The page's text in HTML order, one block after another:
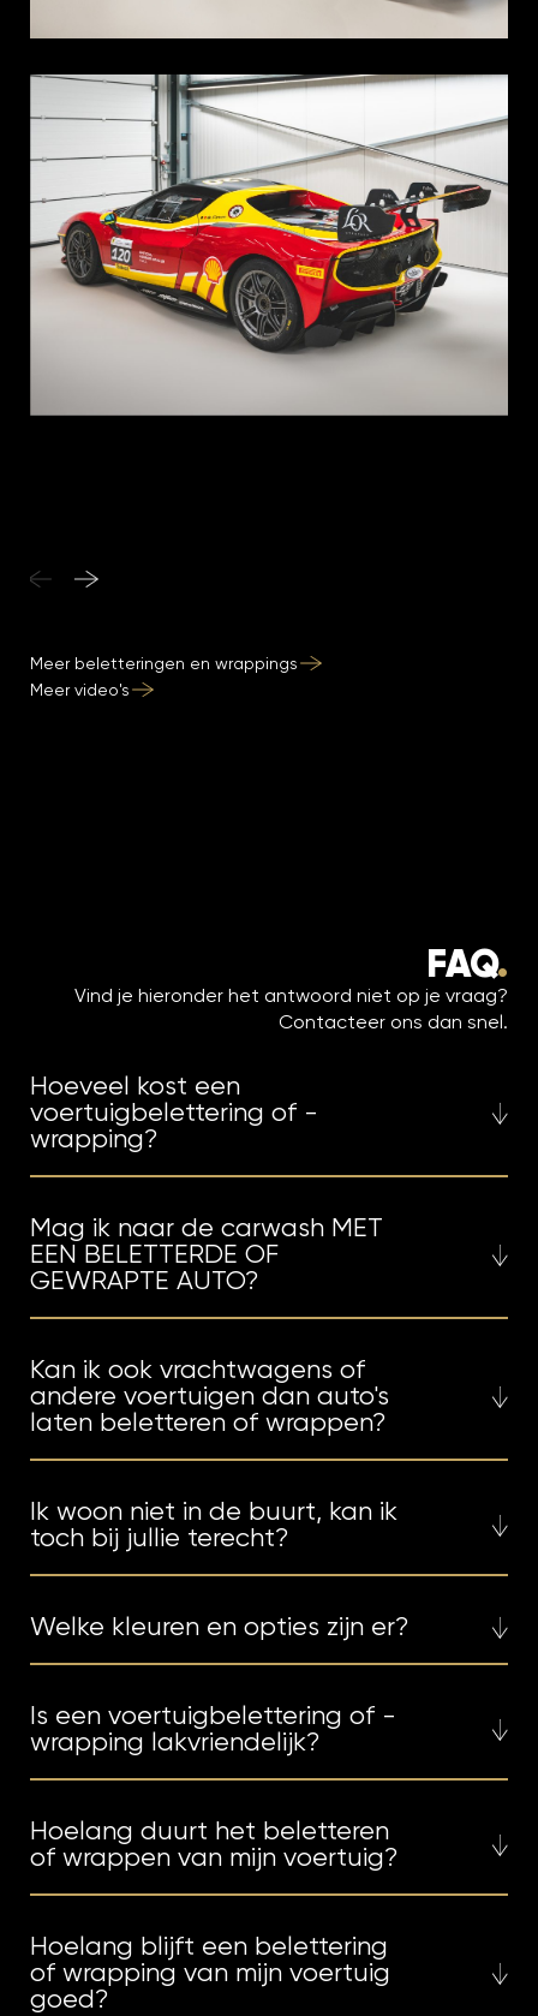
Meer beletteringen en wrappings
Meer video's
FAQ.
Vind je hieronder het antwoord niet op je vraag?
Contacteer ons dan snel.
Hoeveel kost een
voertuigbelettering of -
wrapping?
Mag ik naar de carwash MET
EEN BELETTERDE OF
GEWRAPTE AUTO?
Kan ik ook vrachtwagens of
andere voertuigen dan auto's
laten beletteren of wrappen?
Ik woon niet in de buurt, kan ik
toch bij jullie terecht?
Welke kleuren en opties zijn er?
Is een voertuigbelettering of -
wrapping lakvriendelijk?
Hoelang duurt het beletteren
of wrappen van mijn voertuig?
Hoelang blijft een belettering
of wrapping van mijn voertuig
goed?